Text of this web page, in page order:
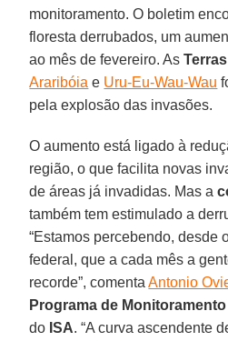
monitoramento. O boletim
floresta derrubados, um
ao mês de fevereiro. As
Araribóia e Uru-Eu-Wau-Wau
pela explosão das invasões.
O aumento está ligado à
região, o que facilita novas
de áreas já invadidas. Mas a
também tem estimulado a
“Estamos percebendo, desde
federal, que a cada mês a
recorde”, comentaAntonio
Programa de
do ISA. “A curva ascendente